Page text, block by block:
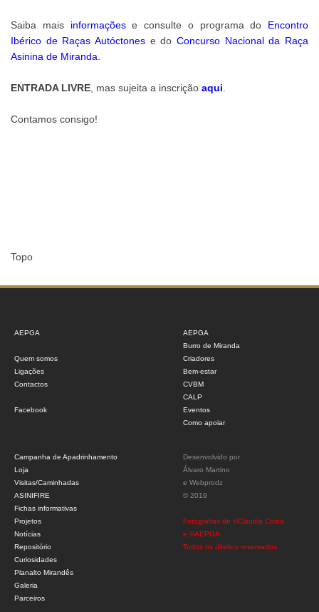
Saiba mais informaçõese consulte o programa do Encontro
Ibérico de Raças Autóctones e do Concurso Nacional da Raça
Asinina de Miranda
ENTRADA LIVRE , mas sujeita a inscrição aqui
Contamos consigo!
Topo
AEPGA
Quem somos
Ligações
Contactos
Facebook
AEPGA
Burro de Miranda
Criadores
Bem-estar
CVBM
CALP
Eventos
Como apoiar
Campanha de Apadrinhamento
Loja
Visitas/Caminhadas
ASINIFIRE
Fichas informativas
Projetos
Notícias
Repositório
Curiosidades
Planalto Mirandês
Galeria
Parceiros
Desenvolvido por
Álvaro Martino
e Webprodz
© 2019
Fotografias de ©Cláudia Costa
e ©AEPGA.
Todos os direitos reservados.